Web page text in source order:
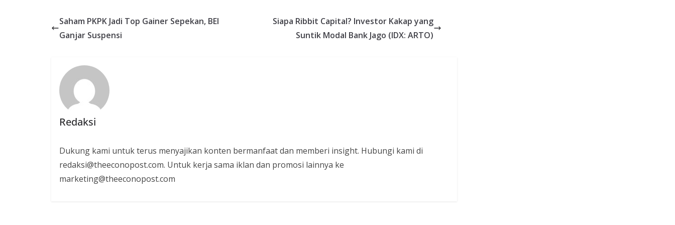
Saham PKPK Jadi Top Gainer Sepekan, BEI
Ganjar Suspensi
Siapa Ribbit Capital? Investor Kakap yang
Suntik Modal Bank Jago (IDX: ARTO)
Redaksi
Dukung kami untuk terus menyajikan konten bermanfaat dan memberi insight. Hubungi kami di
redaksi@theeconopost.com. Untuk kerja sama iklan dan promosi lainnya ke
marketing@theeconopost.com